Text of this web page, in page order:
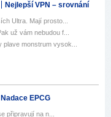
Nejlepší VPN – srovnání
Ultra. Mají prosto...
už vám nebudou f...
plave monstrum vysok...
Nadace EPCG
připravují na n...